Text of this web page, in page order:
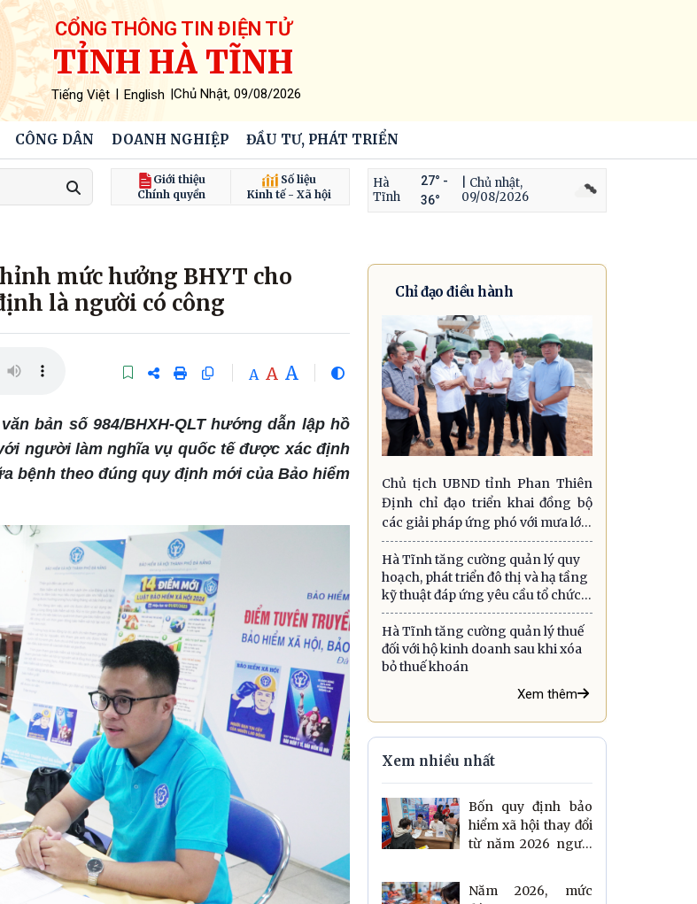
CỔNG THÔNG TIN ĐIỆN TỬ
TỈNH HÀ TĨNH
Tiếng Việt | English |Chủ Nhật, 09/08/2026
CÔNG DÂN DOANH NGHIỆP ĐẦU TƯ, PHÁT TRIỂN
Giới thiệu
Chính quyền
Số liệu
Kinh tế - Xã hội
Hà
Tĩnh
27° -
36°
| Chủ nhật,
09/08/2026
mức hưởng BHYT cho
là người có công
A A A
bản số 984/BHXH-QLT hướng dẫn lập hồ
người làm nghĩa vụ quốc tế được xác định
bệnh theo đúng quy định mới của Bảo hiểm
Chỉ đạo điều hành
Chủ tịch UBND tỉnh Phan Thiên
Định chỉ đạo triển khai đồng bộ
các giải pháp ứng phó với mưa lớn,
lũ quét, sạt lở đất và gió mạnh trên
biển
Hà Tĩnh tăng cường quản lý quy
hoạch, phát triển đô thị và hạ tầng
kỹ thuật đáp ứng yêu cầu tổ chức
chính quyền địa phương hai cấp
Hà Tĩnh tăng cường quản lý thuế
đối với hộ kinh doanh sau khi xóa
bỏ thuế khoán
Xem thêm
Xem nhiều nhất
Bốn quy định bảo
hiểm xã hội thay đổi
từ năm 2026 người
Năm 2026, mức